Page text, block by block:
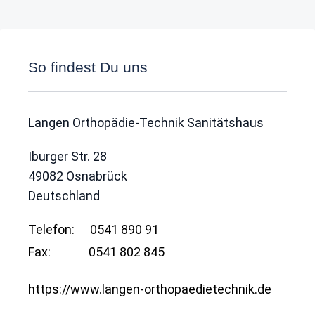
So findest Du uns
Langen Orthopädie-Technik Sanitätshaus
Iburger Str. 28
49082 Osnabrück
Deutschland
Telefon:
0541 890 91
Fax:
0541 802 845
https://www.langen-orthopaedietechnik.de